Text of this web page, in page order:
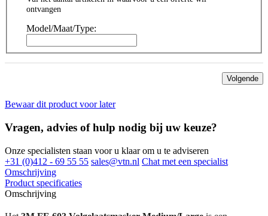
ontvangen
Model/Maat/Type:
Volgende
Bewaar dit product voor later
Vragen, advies of hulp nodig bij uw keuze?
Onze specialisten staan voor u klaar om u te adviseren
+31 (0)412 - 69 55 55 sales@vtn.nl Chat met een specialist
Omschrijving
Product specificaties
Omschrijving